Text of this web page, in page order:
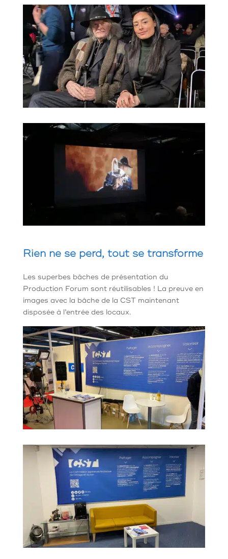
Rien ne se perd, tout se transforme
Les superbes bâches de présentation du
Production Forum sont réutilisables ! La preuve en
images avec la bâche de la CST maintenant
disposée à l’entrée des locaux.